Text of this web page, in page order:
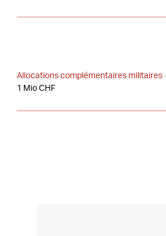
Allocations complémentaires militaires
1 Mio CHF